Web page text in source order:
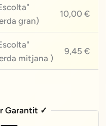
gran)
10,00€
mitjana )
9,45€
Garantit ✓